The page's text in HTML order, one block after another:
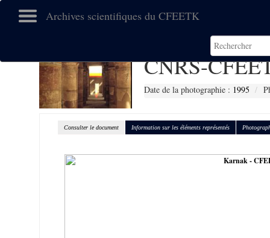
Archives scientifiques du CFEETK
CNRS-
Date de la photographie : 1995
Consulter le document Information sur les éléments représentés